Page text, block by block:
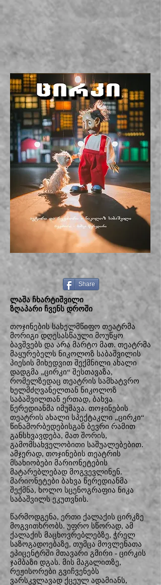
Share
ლაშა ჩხარტიშვილი
ზღაპარი ჩვენს დროში
თოჯინების სახელმწიფო თეატრმა
მორიგი დღესასწაული მოუწყო
ბავშვებს და არა მარტო მათ. თეატრმა
მაყურებელს ნიკოლოზ საბაშვილის
პიესის მიხედვით შექმნილი ახალი
დადგმა „ცირკი“ შესთავაზა,
რომელზედაც თეატრის სამხატვრო
ხელმძღვანელთან ნიკოლოზ
საბაშვილთან ერთად, ბახვა
წერედიანმა იმუშავა. თოჯინების
თეატრის ახალი სპექტაკლი „ცირკი“
წინამორბედებისგან ბევრი რამით
განსხვავდება, მათ შორის,
გამომსახველობითი საშუალებებით.
ამჯერად, თოჯინების თეატრის
მსახიობები მარიონეტების
მატარებლებად მოგვევლინენ.
მარიონეტები ბახვა წერედიანმა
შექმნა, ხოლო სცენოგრაფია ნიკა
საბაშვილს ეკუთვნის.
წარმოდგენა, ერთი ქალაქის ცირკზე
მოგვითხრობს. უფრო სწორად, ამ
ქალაქის მაცხოვრებლებზე, ჭრელ
საზოგადოებაზე, თუმცა მოვლენათა
ეპიცენტრში მთავარი გმირი - ცირკის
ჯამბაზი დგას. მის მაგალითზე,
რეჟისორები გვიჩვენებს
ვარსკვლავად ქცეულ ადამიანს,